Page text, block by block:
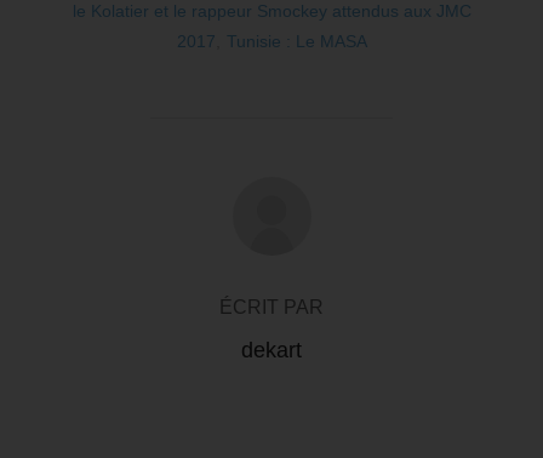
le Kolatier et le rappeur Smockey attendus aux JMC
2017
Tunisie : Le MASA
ÉCRIT PAR
dekart